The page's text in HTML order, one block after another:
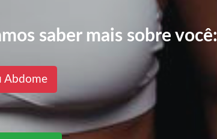
saber mais sobre você:
Abdome